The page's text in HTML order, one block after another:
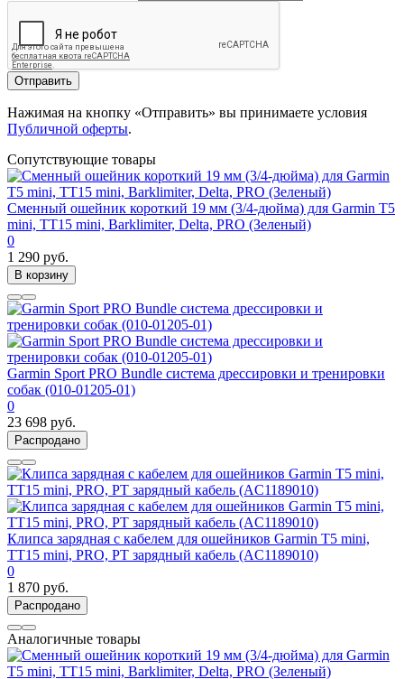
Отправить
Нажимая на кнопку «Отправить» вы принимаете условия
Публичной оферты.
Сопутствующие товары
Сменный ошейник короткий 19 мм (3/4-дюйма) для Garmin T5
mini, TT15 mini, Barklimiter, Delta, PRO (Зеленый)
0
1 290 руб.
В корзину
Garmin Sport PRO Bundle система дрессировки и тренировки
собак (010-01205-01)
0
23 698 руб.
Распродано
Клипса зарядная с кабелем для ошейников Garmin T5 mini,
TT15 mini, PRO, PT зарядный кабель (AC1189010)
0
1 870 руб.
Распродано
Аналогичные товары